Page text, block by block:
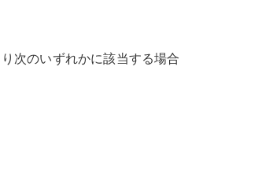
次のいずれかに該当する場合